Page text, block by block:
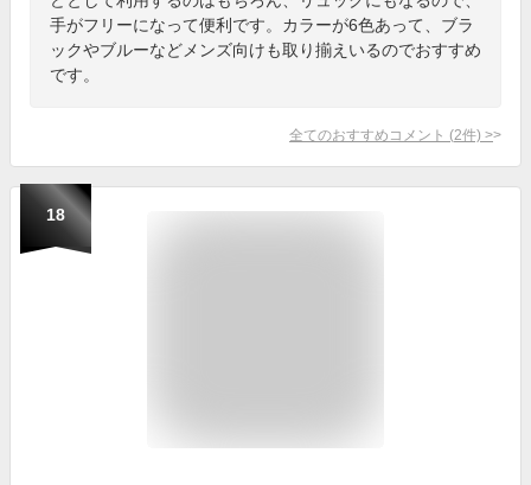
手がフリーになって便利です。カラーが6色あって、ブラ
ックやブルーなどメンズ向けも取り揃えいるのでおすすめ
です。
全てのおすすめコメント (2件) >
18